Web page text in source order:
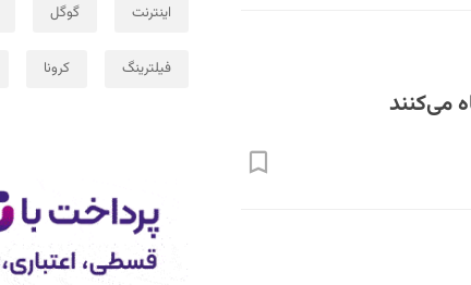
می‌کنند
اینترنت گوگل
فیلترینگ کرونا